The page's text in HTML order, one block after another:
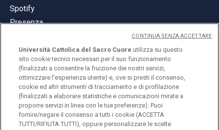
Spotify
Presenza
© Università Cattolica del Sacro Cuore
Largo A. Gemelli 1, 20123 Milano
PI 02133120150
Università Cattolica del Sacro Cuore utilizza su questo
sito cookie tecnici necessari per il suo funzionamento
(finalizzati a consentire la fruizione dei nostri servizi,
ottimizzare l'esperienza utente) e, ove si presti il consenso,
cookie ed altri strumenti di tracciamento e di profilazione
(finalizzati a elaborare statistiche e comunicazioni mirate a
proporre servizi in linea con le tue preferenze). Puoi
fornire/negare il consenso a tutti i cookie (ACCETTA
TUTTI/RIFIUTA TUTTI), oppure personalizzare le scelte
CONTINUA SENZA ACCETTARE